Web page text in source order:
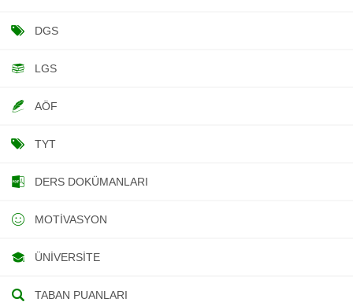
DGS
LGS
AÖF
TYT
DERS DOKÜMANLARI
MOTIVASYON
ÜNIVERSITE
TABAN PUANLARI